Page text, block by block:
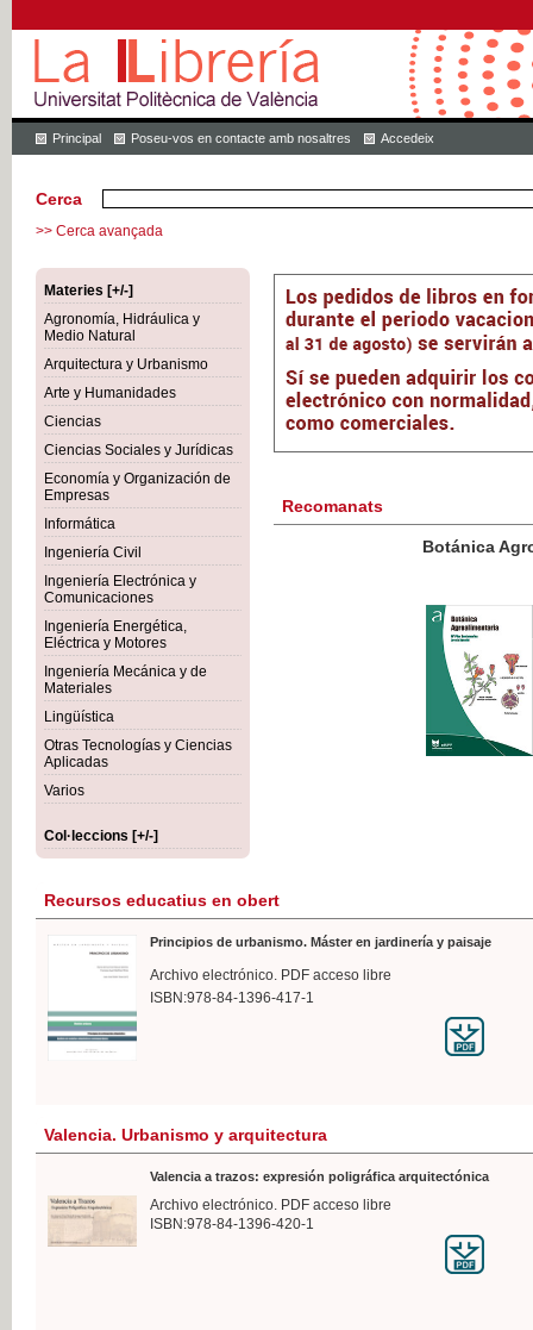
Principal Poseu-vos en contacte amb nosaltres Accedeix
Cerca
>> Cerca avançada
Materies [+/-]
Agronomía, Hidráulica y
Medio Natural
Arquitectura y Urbanismo
Arte y Humanidades
Ciencias
Ciencias Sociales y Jurídicas
Economía y Organización de
Empresas
Informática
Ingeniería Civil
Ingeniería Electrónica y
Comunicaciones
Ingeniería Energética,
Eléctrica y Motores
Ingeniería Mecánica y de
Materiales
Lingüística
Otras Tecnologías y Ciencias
Aplicadas
Varios
Col·leccions [+/-]
Recomanats
Botánica Agroalimentaria
IVA
Recursos educatius en obert
Principios de urbanismo. Máster en jardinería y paisaje
Archivo electrónico. PDF acceso libre
ISBN:978-84-1396-417-1
Valencia. Urbanismo y arquitectura
Valencia a trazos: expresión poligráfica arquitectónica
Archivo electrónico. PDF acceso libre
ISBN:978-84-1396-420-1